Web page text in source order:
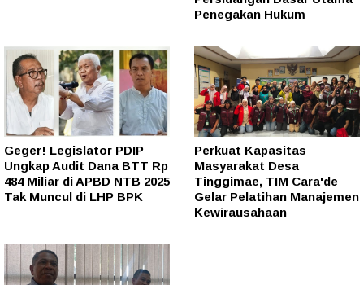
Penegakan Hukum
Geger! Legislator PDIP
Ungkap Audit Dana BTT Rp
484 Miliar di APBD NTB 2025
Tak Muncul di LHP BPK
Perkuat Kapasitas
Masyarakat Desa
Tinggimae, TIM Cara'de
Gelar Pelatihan Manajemen
Kewirausahaan